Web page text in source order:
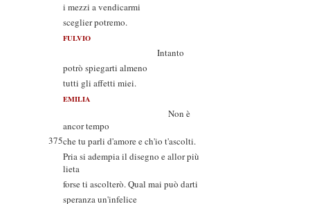
i mezzi a vendicarmi
sceglier potremo.
FULVIO
Intanto
potrò spiegarti almeno
tutti gli affetti miei.
EMILIA
Non è
ancor tempo
375che tu parli d'amore e ch'io t'ascolti.
Pria si adempia il disegno e allor più
lieta
forse ti ascolterò. Qual mai può darti
speranza un'infelice